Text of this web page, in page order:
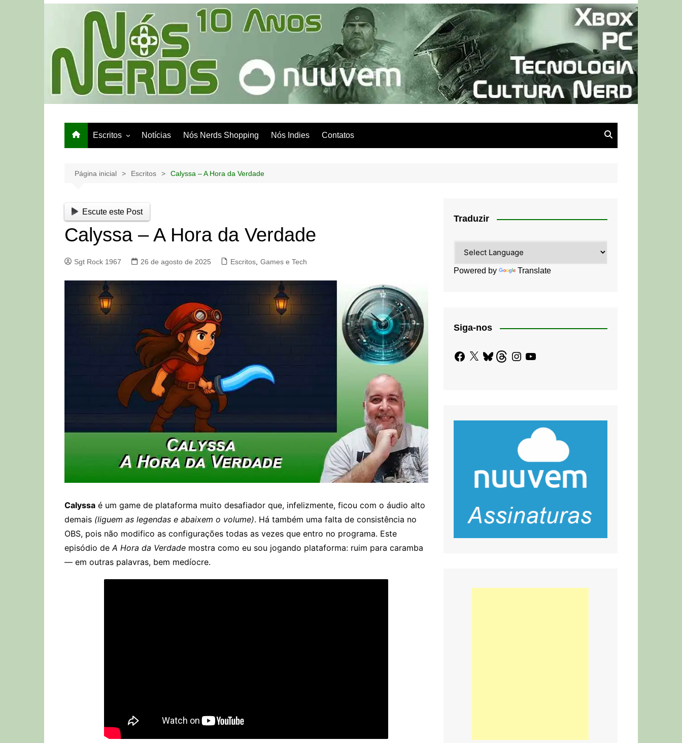
Escritos
Papo de Bar
Notícias Nós Nerds Shopping Nós Indies Contatos
Página inicial Escritos Calyssa – A Hora da Verdade
Escute este Post
Calyssa – A Hora da Verdade
Sgt Rock 1967 26 de agosto de 2025 Escritos Games e Tech
Calyssa é um game de plataforma muito desafiador que, infelizmente, ficou com o áudio alto
demais (liguem as legendas e abaixem o volume). Há também uma falta de consistência no
OBS, pois não modifico as configurações todas as vezes que entro no programa. Este
episódio deA Hora da Verdade mostra como eu sou jogando plataforma: ruim para caramba
— em outras palavras, bem medíocre.
Traduzir
Powered by Translate
Siga-nos
Facebook
X BlueskyThreadsInstagram
YouTube